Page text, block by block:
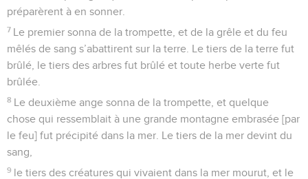
préparèrent à en sonner.
7 Le premier sonna de la trompette, et de la grêle et du feu
mêlés de sang s’abattirent sur la terre. Le tiers de la terre fut
brûlé, le tiers des arbres fut brûlé et toute herbe verte fut
brûlée.
8 Le deuxième ange sonna de la trompette, et quelque
chose qui ressemblait à une grande montagne embrasée [par
le feu] fut précipité dans la mer. Le tiers de la mer devint du
sang,
9 le tiers des créatures qui vivaient dans la mer mourut, et le